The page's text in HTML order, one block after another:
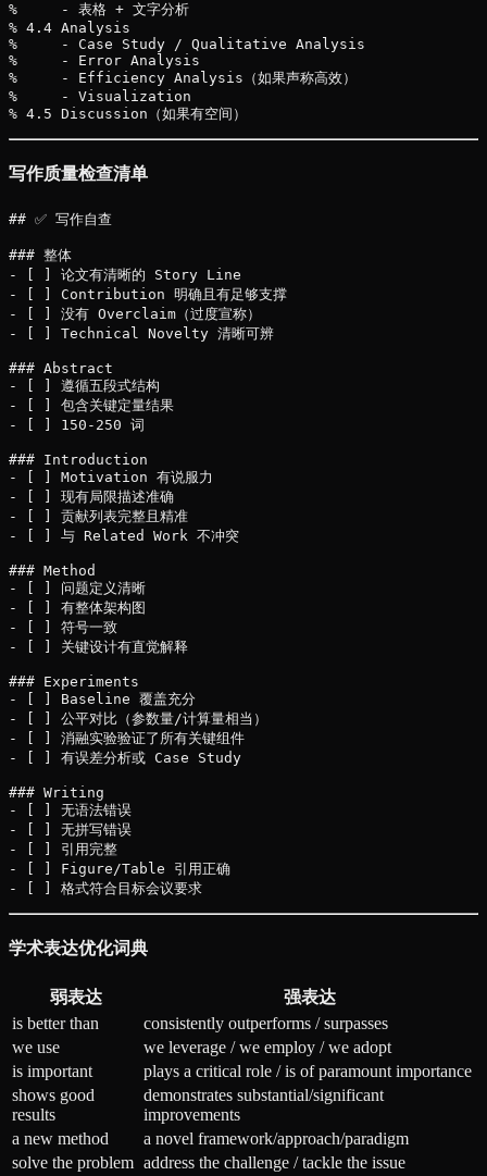
%     - 表格 + 文字分析
% 4.4 Analysis
%     - Case Study / Qualitative Analysis
%     - Error Analysis
%     - Efficiency Analysis（如果声称高效）
%     - Visualization
写作质量检查清单
## ✅ 写作自查
### 整体
- [ ] 论文有清晰的 Story Line
- [ ] Contribution 明确且有足够支撑
- [ ] 没有 Overclaim（过度宣称）
- [ ] Technical Novelty 清晰可辨
### Abstract
- [ ] 遵循五段式结构
- [ ] 包含关键定量结果
- [ ] 150-250 词
### Introduction
- [ ] Motivation 有说服力
- [ ] 现有局限描述准确
- [ ] 贡献列表完整且精准
- [ ] 与 Related Work 不冲突
### Method
- [ ] 问题定义清晰
- [ ] 有整体架构图
- [ ] 符号一致
- [ ] 关键设计有直觉解释
### Experiments
- [ ] Baseline 覆盖充分
- [ ] 公平对比（参数量/计算量相当）
- [ ] 消融实验验证了所有关键组件
- [ ] 有误差分析或 Case Study
### Writing
- [ ] 无语法错误
- [ ] 无拼写错误
- [ ] 引用完整
- [ ] Figure/Table 引用正确
学术表达优化词典
弱表达
强表达
is better than
consistently outperforms / surpasses
we use
we leverage / we employ / we adopt
is important
plays a critical role / is of paramount importance
shows good
results
demonstrates substantial/significant
improvements
a new method
a novel framework/approach/paradigm
solve the problem address the challenge / tackle the issue